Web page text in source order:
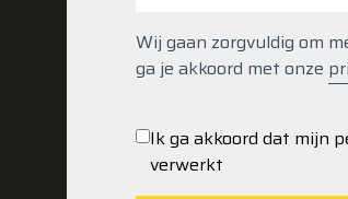
Wij gaan zorgvuldig om
ga je akkoord met onze
Ik ga akkoord dat mijn
verwerkt